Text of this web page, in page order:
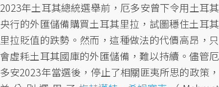
2023年土耳其總統選舉前，厄多安曾下令用土耳其
央行的外匯儲備購買土耳其里拉，試圖穩住土耳其
里拉貶值的跌勢。然而，這種做法的代價高昂，只
會虛耗土耳其國庫的外匯儲備，難以持續。儘管厄
多安2023年當選後，停止了相關匪夷所思的政策，